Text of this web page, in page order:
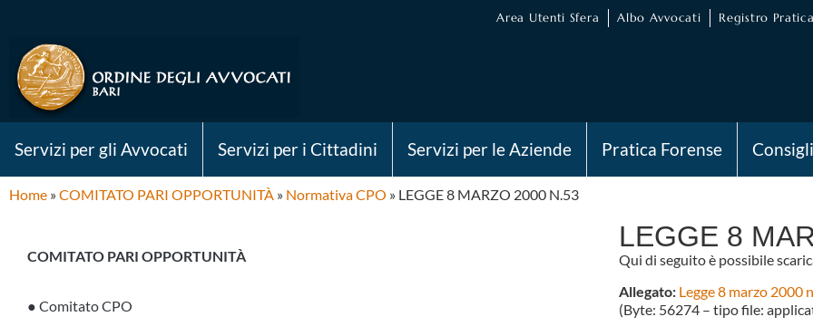
Area Utenti Sfera Albo Avvocati Registro
Servizi per gli Avvocati Servizi per i Cittadini Servizi per le Aziende Pratica Forense
Home »COMITATO PARI OPPORTUNITÀ » Normativa CPO » LEGGE 8 MARZO 2000 N.53
COMITATO PARI OPPORTUNITÀ
● Comitato CPO
LEGGE 8
Qui di seguito è possibile
Allegato: Legge 8 marzo 2000
(Byte: 56274 – tipo file: